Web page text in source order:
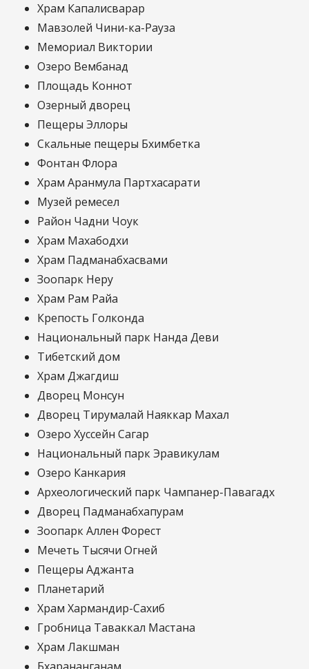
Храм Капалисварар
Мавзолей Чини-ка-Рауза
Мемориал Виктории
Озеро Вембанад
Площадь Коннот
Озерный дворец
Пещеры Эллоры
Скальные пещеры Бхимбетка
Фонтан Флора
Храм Аранмула Партхасарати
Музей ремесел
Район Чадни Чоук
Храм Махабодхи
Храм Падманабхасвами
Зоопарк Неру
Храм Рам Райа
Крепость Голконда
Национальный парк Нанда Деви
Тибетский дом
Храм Джагдиш
Дворец Монсун
Дворец Тирумалай Наяккар Махал
Озеро Хуссейн Сагар
Национальный парк Эравикулам
Озеро Канкария
Археологический парк Чампанер-Павагадх
Дворец Падманабхапурам
Зоопарк Аллен Форест
Мечеть Тысячи Огней
Пещеры Аджанта
Планетарий
Храм Хармандир-Сахиб
Гробница Таваккал Мастана
Храм Лакшман